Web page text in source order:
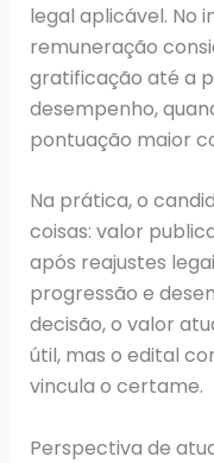
legal aplicável. No
remuneração
gratificação até a
desempenho,
pontuação maior
Na prática, o
coisas: valor
após reajustes
progressão e
decisão, o valor
útil, mas o edital
vincula o certame.
Perspectiva de